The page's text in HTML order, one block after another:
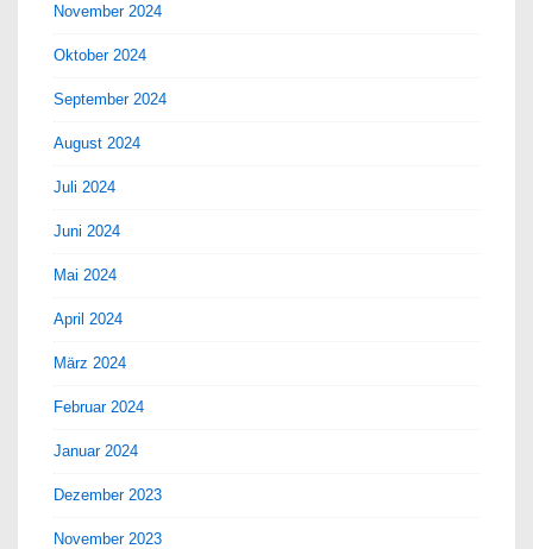
November 2024
Oktober 2024
September 2024
August 2024
Juli 2024
Juni 2024
Mai 2024
April 2024
März 2024
Februar 2024
Januar 2024
Dezember 2023
November 2023